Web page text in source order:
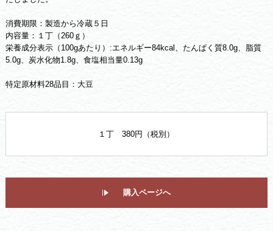
消費期限：製造から冷蔵５日
内容量：１丁（260ｇ）
栄養成分表示（100gあたり）:エネルギー84kcal、たんぱく質8.0g、脂質
5.0g、炭水化物1.8g、食塩相当量0.13g
特定原材料28品目：大豆
１丁 380円（税別）
購入ページへ